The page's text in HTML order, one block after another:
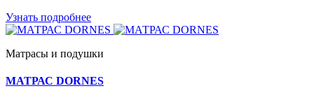
Узнать подробнее
Матрасы и подушки
МАТРАС DORNES